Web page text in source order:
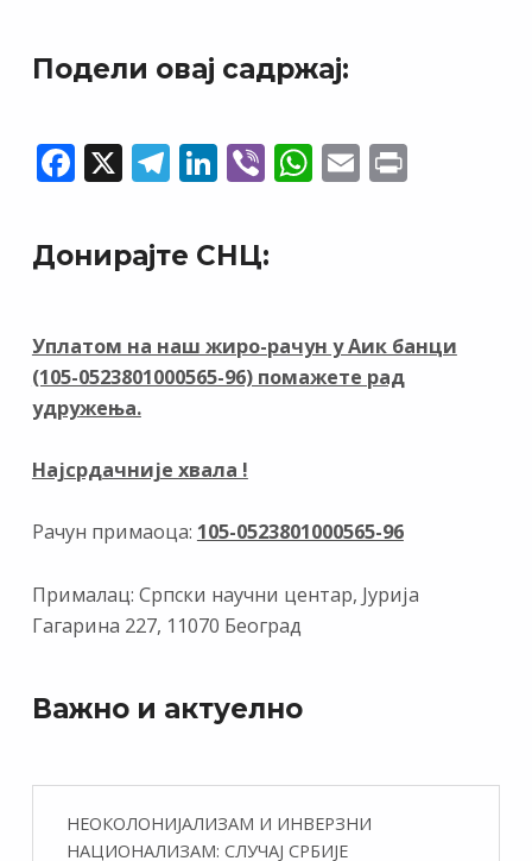
Подели овај садржај:
F
e
b
o
k
X T
e
gr
m
Li
k
e
n
Vi
er
W
p
p
E Pr
Донирајте СНЦ:
Уплатом на наш жиро-рачун у Аик банци
(105-0523801000565-96) помажете рад
удружења.
Најсрдачније хвала !
Рачун примаоца: 105-0523801000565-96
Прималац: Српски научни центар, Јурија
Гагарина 227, 11070 Београд
Важно и актуелно
НЕОКОЛОНИЈАЛИЗАМ И ИНВЕРЗНИ
НАЦИОНАЛИЗАМ: СЛУЧАЈ СРБИЈЕ